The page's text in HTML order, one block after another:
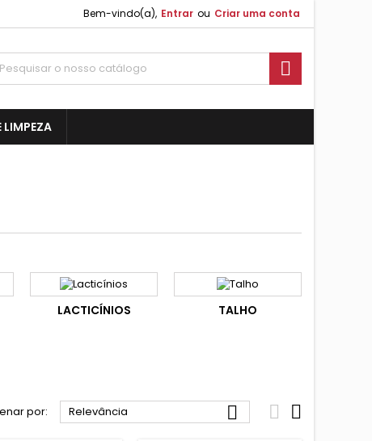
Bem-vindo(a), Entrar ou Criar uma conta

LIMPEZA
LACTICÍNIOS TALHO
por: Relevância   